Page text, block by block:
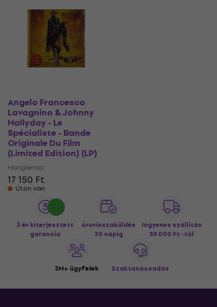
Angelo Francesco
Lavagnino & Johnny
Hallyday - Le
Spécialiste - Bande
Originale Du Film
(Limited Edition) (LP)
Hanglemez
17 150 Ft
Úton van
3 év kiterjesztett
garancia
Áruvisszaküldés
30 napig
Ingyenes szállítás
59 000 Ft -tól
3M+ ügyfelek Szaktanácsadás